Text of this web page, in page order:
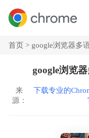
首页 > google浏览器多
google浏览
来
源：
下载专业的